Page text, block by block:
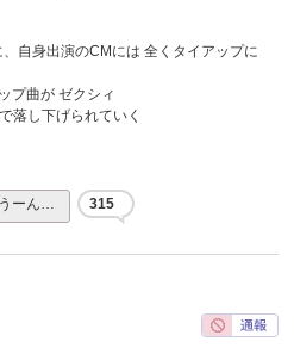
自身出演のCMには 全くタイアップに
プ曲が ゼクシィ
落し下げられていく
うーん… 315